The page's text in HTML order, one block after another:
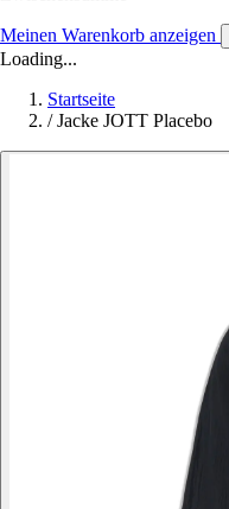
Meinen Warenkorb anzeigen
Loading...
Startseite
/ Jacke JOTT Placebo